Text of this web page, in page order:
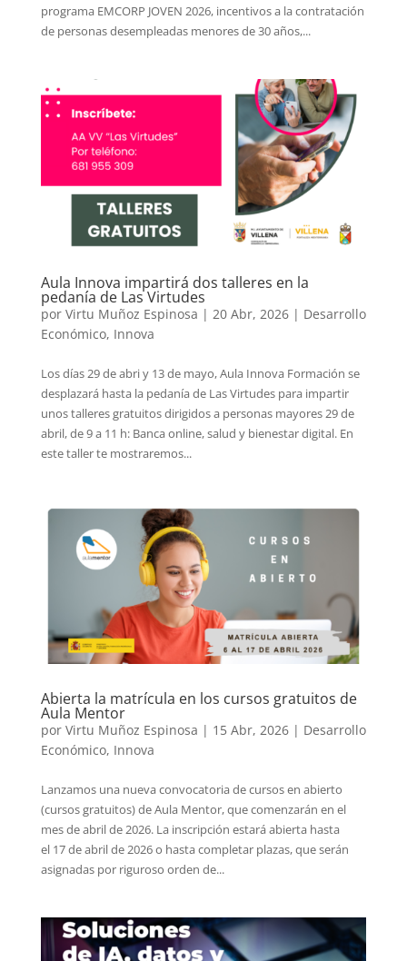
programa EMCORP JOVEN 2026, incentivos a la contratación
de personas desempleadas menores de 30 años,...
Aula Innova impartirá dos talleres en la
pedanía de Las Virtudes
por Virtu Muñoz Espinosa | 20 Abr, 2026| Desarrollo
Económico, Innova
Los días 29 de abri y 13 de mayo, Aula Innova Formación se
desplazará hasta la pedanía de Las Virtudes para impartir
unos talleres gratuitos dirigidos a personas mayores 29 de
abril, de 9 a 11 h: Banca online, salud y bienestar digital. En
este taller te mostraremos...
Abierta la matrícula en los cursos gratuitos de
Aula Mentor
por Virtu Muñoz Espinosa | 15 Abr, 2026| Desarrollo
Económico, Innova
Lanzamos una nueva convocatoria de cursos en abierto
(cursos gratuitos) de Aula Mentor, que comenzarán en el
mes de abril de 2026. La inscripción estará abierta hasta
el 17 de abril de 2026 o hasta completar plazas, que serán
asignadas por riguroso orden de...